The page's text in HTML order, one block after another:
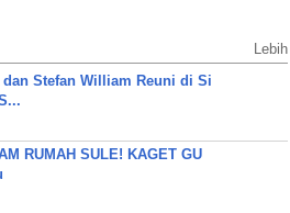
Lebih
dan Stefan William Reuni di Si
RUMAH SULE! KAGET GU